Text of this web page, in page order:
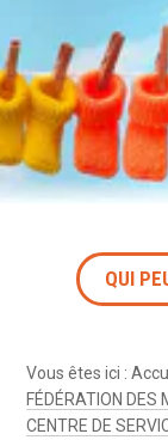
QUI
Vous êtes ici :
FÉDÉRATION
CENTRE DE